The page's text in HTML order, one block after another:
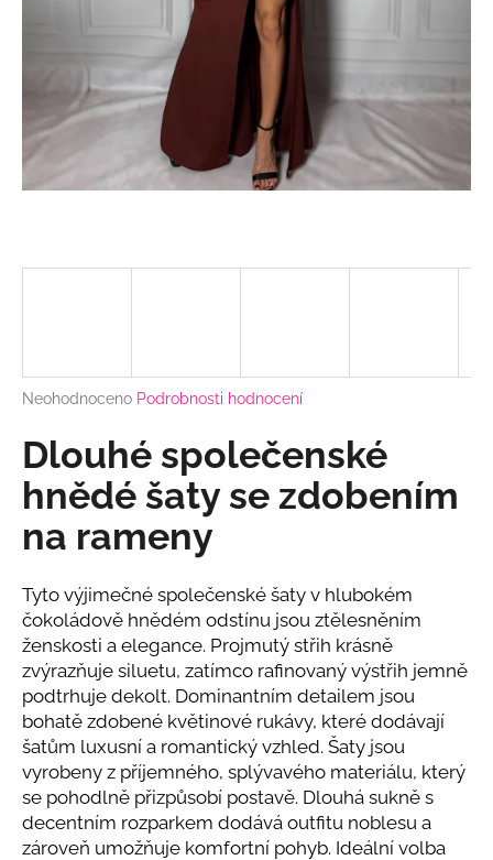
Průměrné
produktu
je
0,0
z
hvězdiček.
Neohodnoceno Podrobnosti hodnocení
Dlouhé společenské
hnědé šaty se zdobením
na rameny
Tyto výjimečné společenské šaty v hlubokém
čokoládově hnědém odstínu jsou ztělesněním
ženskosti a elegance. Projmutý střih krásně
zvýrazňuje siluetu, zatímco rafinovaný výstřih jemně
podtrhuje dekolt. Dominantním detailem jsou
bohatě zdobené květinové rukávy, které dodávají
šatům luxusní a romantický vzhled. Šaty jsou
vyrobeny z příjemného, ​​splývavého materiálu, který
se pohodlně přizpůsobí postavě. Dlouhá sukně s
decentním rozparkem dodává outfitu noblesu a
zároveň umožňuje komfortní pohyb. Ideální volba
?
o
p
r
u
č
j
m
e
BÉŽOVÝ
KOMPLET
S
KVĚTINOU
2
808
Kč